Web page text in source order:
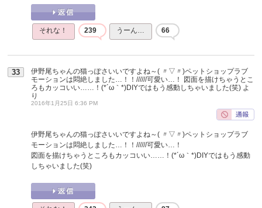
それな！ 239 うーん… 66
33
伊野尾ちゃんの猫っぽさいいですよね～( 〃▽〃)ペットショップラブ
モーションは悶絶しました…！！//////可愛い…！ 図面を描けちゃうとこ
ろもカッコいい……！(*´ω｀*)DIYではもう感動しちゃいました(笑) よ
り
2016年1月25日 6:36 PM
伊野尾ちゃんの猫っぽさいいですよね～( 〃▽〃)ペットショップラブ
モーションは悶絶しました…！！//////可愛い…！
図面を描けちゃうところもカッコいい……！(*´ω｀*)DIYではもう感動
しちゃいました(笑)